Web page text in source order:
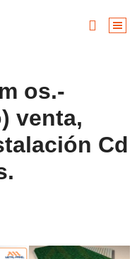
os.-
venta,
Cd